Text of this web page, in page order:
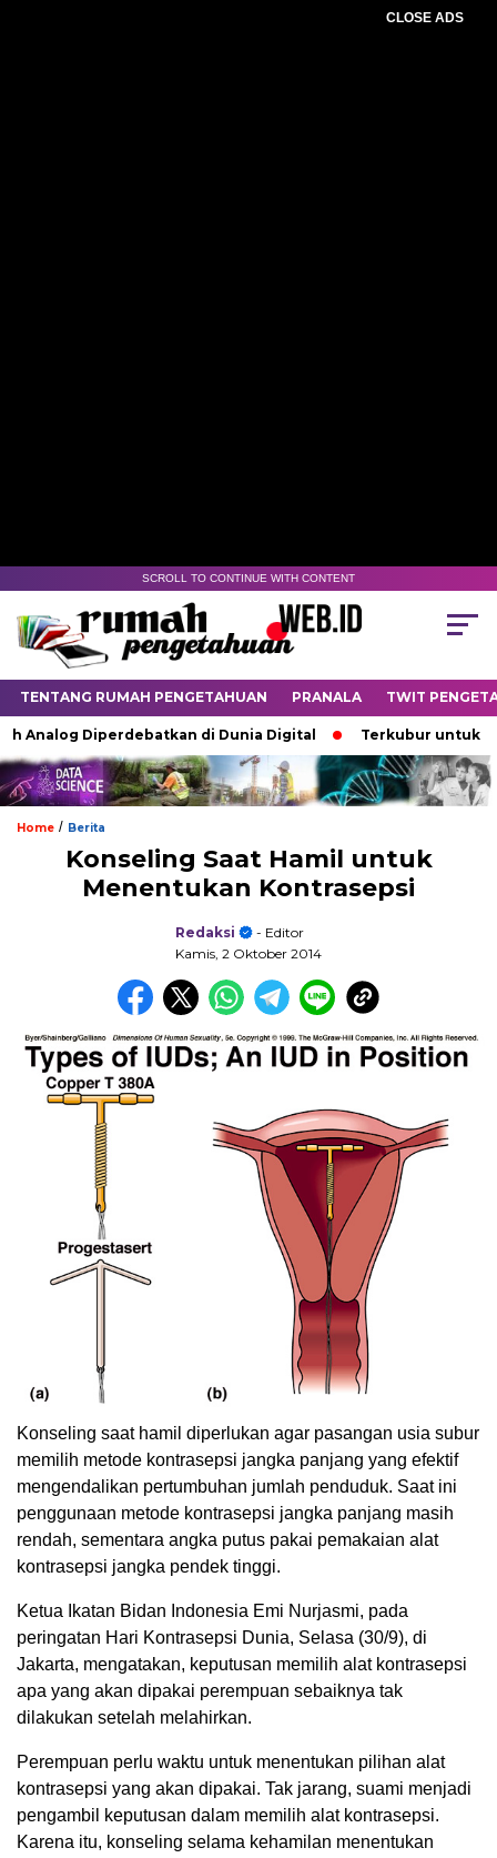
CLOSE ADS
SCROLL TO CONTINUE WITH CONTENT
TENTANG RUMAH PENGETAHUAN PRANALA TWIT
Diperdebatkan di Dunia Digital Terkubur untuk
Home / Berita
Konseling Saat Hamil untuk
Menentukan Kontrasepsi
Redaksi
- Editor
Kamis, 2 Oktober 2014
Konseling saat hamil diperlukan agar pasangan usia subur
memilih metode kontrasepsi jangka panjang yang efektif
mengendalikan pertumbuhan jumlah penduduk. Saat ini
penggunaan metode kontrasepsi jangka panjang masih
rendah, sementara angka putus pakai pemakaian alat
kontrasepsi jangka pendek tinggi.
Ketua Ikatan Bidan Indonesia Emi Nurjasmi, pada
peringatan Hari Kontrasepsi Dunia, Selasa (30/9), di
Jakarta, mengatakan, keputusan memilih alat kontrasepsi
apa yang akan dipakai perempuan sebaiknya tak
dilakukan setelah melahirkan.
Perempuan perlu waktu untuk menentukan pilihan alat
kontrasepsi yang akan dipakai. Tak jarang, suami menjadi
pengambil keputusan dalam memilih alat kontrasepsi.
Karena itu, konseling selama kehamilan menentukan